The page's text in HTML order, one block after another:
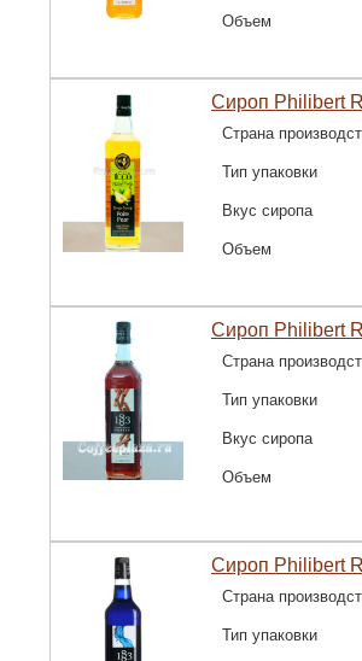
Объем
Сироп Philibert
Страна
Тип упаковки
Вкус сиропа
Объем
Сироп Philibert
Страна
Тип упаковки
Вкус сиропа
Объем
Сироп Philibert
Страна
Тип упаковки